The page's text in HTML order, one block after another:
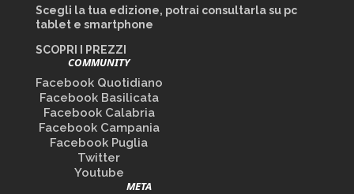
Scegli la tua edizione, potrai consultarla su pc
tablet e smartphone
SCOPRI I PREZZI
COMMUNITY
Facebook Quotidiano
Facebook Basilicata
Facebook Calabria
Facebook Campania
Facebook Puglia
Twitter
Youtube
META